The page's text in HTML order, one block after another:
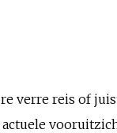
verre reis of